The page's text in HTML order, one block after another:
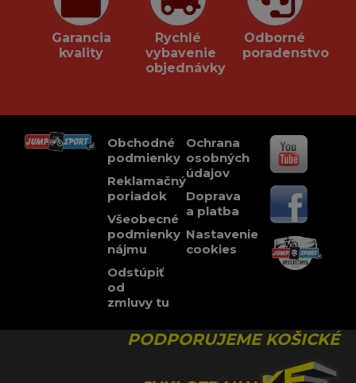
Garancia
kvality
Rychlé
vybavenie
objednávky
Odborné
poradenstvo
Obchodné
podmienky
Reklamačný
poriadok
Všeobecné
podmienky
nájmu
Odstúpiť
od
zmluvy tu
Ochrana
osobných
údajov
Doprava
a platba
Nastavenie
cookies
PODPORUJEME KOŠICKÉ